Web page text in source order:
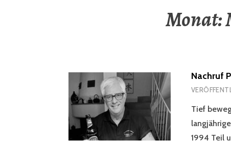
Monat:
Nachruf
Tief
1994 Teil